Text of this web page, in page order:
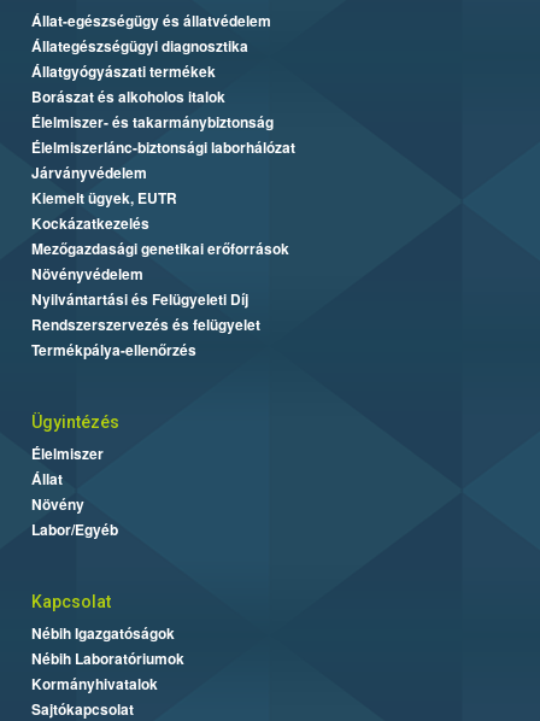
Állat-egészségügy és állatvédelem
Állategészségügyi diagnosztika
Állatgyógyászati termékek
Borászat és alkoholos italok
Élelmiszer- és takarmánybiztonság
Élelmiszerlánc-biztonsági laborhálózat
Járványvédelem
Kiemelt ügyek, EUTR
Kockázatkezelés
Mezőgazdasági genetikai erőforrások
Növényvédelem
Nyilvántartási és Felügyeleti Díj
Rendszerszervezés és felügyelet
Termékpálya-ellenőrzés
Ügyintézés
Élelmiszer
Állat
Növény
Labor/Egyéb
Kapcsolat
Nébih Igazgatóságok
Nébih Laboratóriumok
Kormányhivatalok
Sajtókapcsolat